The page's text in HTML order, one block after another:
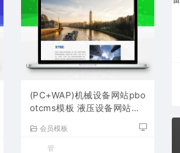
(PC+WAP)机械设备网站pbo
otcms模板 液压设备网站源
会员模板
管